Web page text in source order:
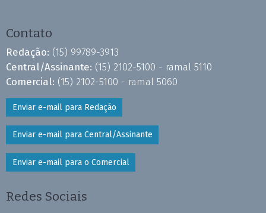
Contato
Redação: (15) 99789-3913
Central/Assinante: (15) 2102-5100 - ramal 5110
Comercial: (15) 2102-5100 - ramal 5060
Enviar e-mail para Redação
Enviar e-mail para Central/Assinante
Enviar e-mail para o Comercial
Redes Sociais